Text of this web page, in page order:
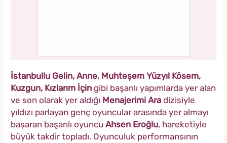
İstanbullu Gelin, Anne, Muhteşem Yüzyıl Kösem,
Kuzgun, Kızlarım İçin gibi başarılı yapımlarda yer alan
ve son olarak yer aldığı Menajerimi Ara dizisiyle
yıldızı parlayan genç oyuncular arasında yer almayı
başaran başarılı oyuncu Ahsen Eroğlu, hareketiyle
büyük takdir topladı. Oyunculuk performansının